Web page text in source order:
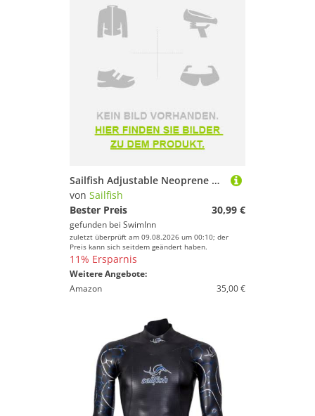
Sailfish Adjustable Neoprene Cap Schwarz L
von Sailfish
Bester Preis
30,99 €
gefunden bei SwimInn
zuletzt überprüft am 09.08.2026 um 00:10; der
Preis kann sich seitdem geändert haben.
11% Ersparnis
Weitere Angebote:
Amazon
35,00 €